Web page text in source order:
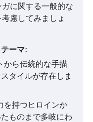
に関する一般的な
慮してみましょ
ーマ:
から伝統的な手描
タイルが存在しま
を持つヒロインか
ものまで多岐にわ